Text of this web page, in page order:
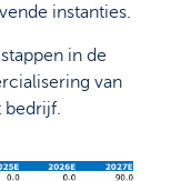
instanties.
in de
van
bedrijf.